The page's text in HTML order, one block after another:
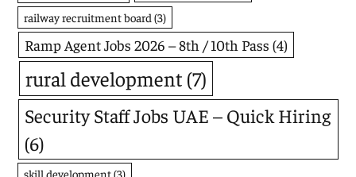
railway recruitment board (3)
Ramp Agent Jobs 2026 – 8th / 10th Pass (4)
rural development (7)
Security Staff Jobs UAE – Quick Hiring
(6)
skill development(3)